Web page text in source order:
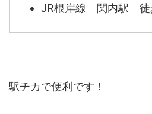
JR根岸線 関内駅 徒
駅チカで便利です！